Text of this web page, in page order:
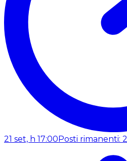
21 set, h 17:00Posti rimanenti: 2